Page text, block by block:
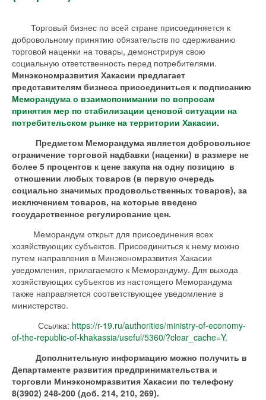
Торговый бизнес по всей стране присоединяется к
добровольному принятию обязательств по сдерживанию
торговой наценки на товары, демонстрируя свою
социальную ответственность перед потребителями.
Минэкономразвития Хакасии предлагает
представителям бизнеса присоединиться к подписанию
Меморандума о взаимопонимании по вопросам
принятия мер по стабилизации ценовой ситуации на
потребительском рынке на территории Хакасии.
Предметом Меморандума является добровольное
ограничение торговой надбавки (наценки) в размере не
более 5 процентов к цене закупа на одну позицию в
отношении любых товаров (в первую очередь
социально значимых продовольственных товаров), за
исключением товаров, на которые введено
государственное регулирование цен.
Меморандум открыт для присоединения всех
хозяйствующих субъектов. Присоединиться к нему можно
путем направления в Минэкономразвития Хакасии
уведомления, прилагаемого к Меморандуму. Для выхода
хозяйствующих субъектов из настоящего Меморандума
также направляется соответствующее уведомление в
министерство.
Ссылка: https://r-19.ru/authorities/ministry-of-economy-
of-the-republic-of-khakassia/useful/5360/?clear_cache=Y.
Дополнительную информацию можно получить в
Департаменте развития предпринимательства и
торговли Минэкономразвития Хакасии по телефону
8(3902) 248-200 (доб. 214, 210, 269).